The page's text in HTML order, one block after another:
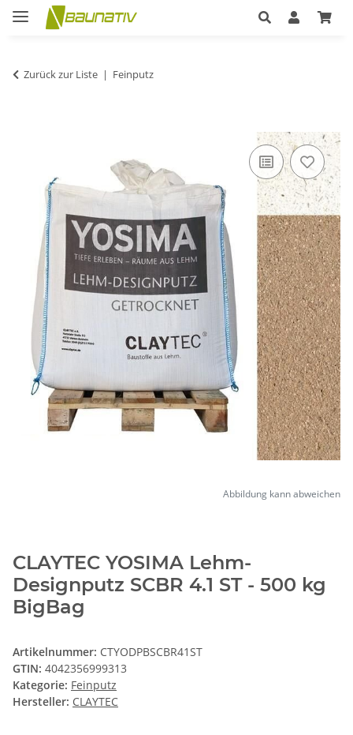
Zurück zur Liste Feinputz
Abbildung kann abweichen
CLAYTEC YOSIMA Lehm-
Designputz SCBR 4.1 ST - 500 kg
BigBag
Artikelnummer: CTYODPBSCBR41ST
GTIN: 4042356999313
Kategorie: Feinputz
Hersteller: CLAYTEC